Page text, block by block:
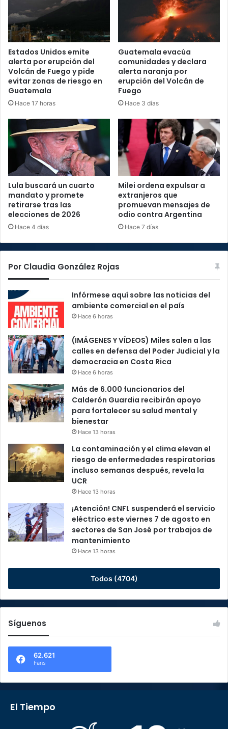
Estados Unidos emite
alerta por erupción del
Volcán de Fuego y pide
evitar zonas de riesgo en
Guatemala
Hace 17 horas
Guatemala evacúa
comunidades y declara
alerta naranja por
erupción del Volcán de
Fuego
Hace 3 días
Lula buscará un cuarto
mandato y promete
retirarse tras las
elecciones de 2026
Hace 4 días
Milei ordena expulsar a
extranjeros que
promuevan mensajes de
odio contra Argentina
Hace 7 días
Por Claudia González Rojas
Infórmese aquí sobre las noticias del
ambiente comercial en el país
Hace 6 horas
(IMÁGENES Y VÍDEOS) Miles salen a las
calles en defensa del Poder Judicial y la
democracia en Costa Rica
Hace 6 horas
Más de 6.000 funcionarios del
Calderón Guardia recibirán apoyo
para fortalecer su salud mental y
bienestar
Hace 13 horas
La contaminación y el clima elevan el
riesgo de enfermedades respiratorias
incluso semanas después, revela la
UCR
Hace 13 horas
¡Atención! CNFL suspenderá el servicio
eléctrico este viernes 7 de agosto en
sectores de San José por trabajos de
mantenimiento
Hace 13 horas
Todos (4704)
Síguenos
62.621
Fans
El Tiempo